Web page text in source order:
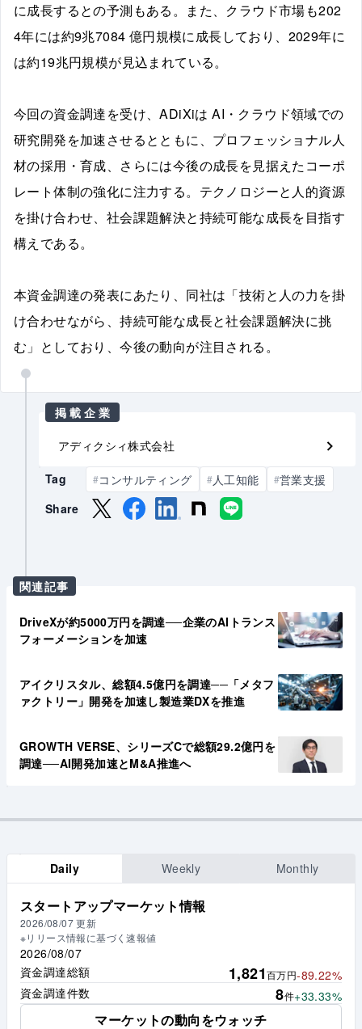
に成長するとの予測もある。また、クラウド市場も202
4年には約9兆7084 億円規模に成長しており、2029年に
は約19兆円規模が見込まれている。
今回の資金調達を受け、ADiXiは AI・クラウド領域での
研究開発を加速させるとともに、プロフェッショナル人
材の採用・育成、さらには今後の成長を見据えたコーポ
レート体制の強化に注力する。テクノロジーと人的資源
を掛け合わせ、社会課題解決と持続可能な成長を目指す
構えである。
本資金調達の発表にあたり、同社は「技術と人の力を掛
け合わせながら、持続可能な成長と社会課題解決に挑
む」としており、今後の動向が注目される。
掲載企業
アディクシィ株式会社
Tag #コンサルティング #人工知能 #営業支援
Share
関連記事
DriveXが約5000万円を調達──企業のAIトランス
フォーメーションを加速
アイクリスタル、総額4.5億円を調達──「メタフ
ァクトリー」開発を加速し製造業DXを推進
GROWTH VERSE、シリーズCで総額29.2億円を
調達──AI開発加速とM&A推進へ
Daily Weekly Monthly
スタートアップマーケット情報
2026/08/07 更新
※リリース情報に基づく速報値
2026/08/07
資金調達総額
1,821百万円-89.22%
資金調達件数
8件+33.33%
マーケットの動向をウォッチ